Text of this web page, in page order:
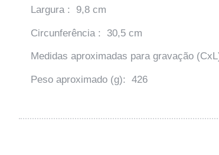
Largura : 9,8 cm
Circunferência : 30,5 cm
Medidas aproximadas para gravação
Peso aproximado (g): 426